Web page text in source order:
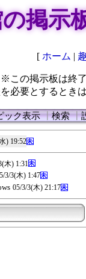
掲示
[ ホーム |
※この掲示板は終
必要とするとき
ック表示┃検索┃
) 19:52
木) 1:31
3/3(木) 1:47
05/3/3(木) 21:17